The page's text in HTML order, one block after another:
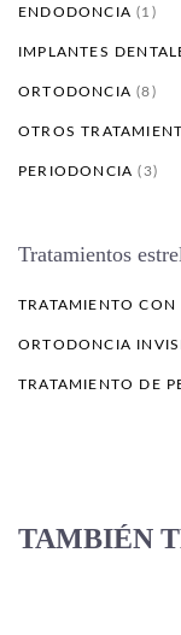
ENDODONCIA (1)
IMPLANTES
ORTODONCIA (8)
OTROS
PERIODONCIA (3)
Tratamientos
TRATAMIENTO CON
ORTODONCIA
TRATAMIENTO DE
TAMBIÉN